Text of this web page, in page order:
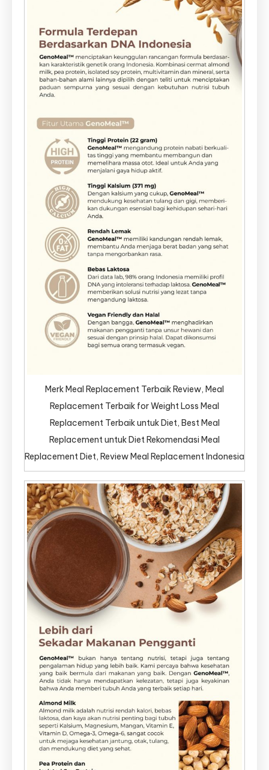
Merk Meal Replacement Terbaik Review, Meal
Replacement Terbaik for Weight Loss Meal
Replacement Terbaik untuk Diet, Best Meal
Replacement untuk Diet Rekomendasi Meal
Replacement Diet, Review Meal Replacement Indonesia